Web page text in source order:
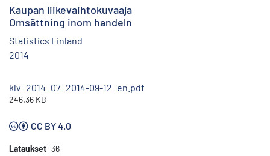
Kaupan liikevaihtokuvaaja
Omsättning inom handeln
Statistics Finland
2014
klv_2014_07_2014-09-12_en.pdf
246.36 KB
CC BY 4.0
Lataukset 36